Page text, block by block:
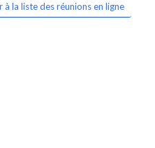
à la liste des réunions en ligne